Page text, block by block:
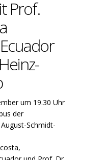
Prof.
um 19.30 Uhr
der
Schmidt-